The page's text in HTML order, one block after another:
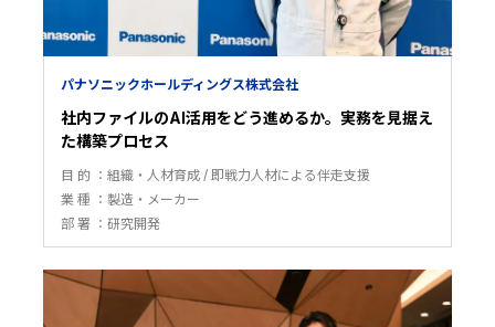
パナソニックホールディングス株式会社
社内ファイルのAI活用をどう進めるか。実務を見据え
た構築プロセス
目 的 組織・人材育成
即戦力人材による伴走支援
業 種
製造・メーカー
部 署
研究開発